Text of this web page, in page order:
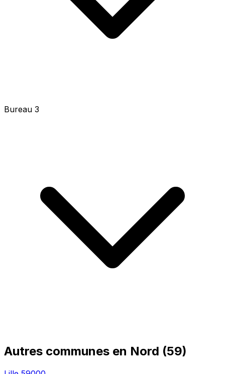
Bureau 3
Autres communes en Nord (59)